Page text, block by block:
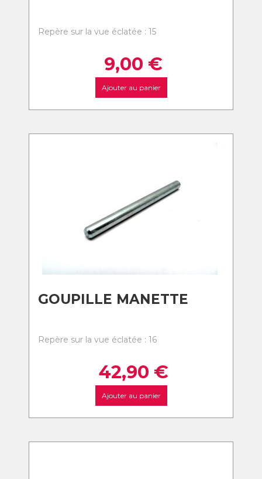
Repère sur la vue éclatée : 15
9,00 €
Ajouter au panier
GOUPILLE MANETTE
Repère sur la vue éclatée : 16
42,90 €
Ajouter au panier